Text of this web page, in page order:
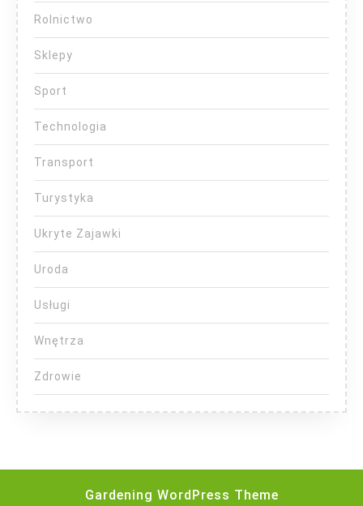
Rolnictwo
Sklepy
Sport
Technologia
Transport
Turystyka
Ukryte Zajawki
Uroda
Usługi
Wnętrza
Zdrowie
Gardening WordPress Theme